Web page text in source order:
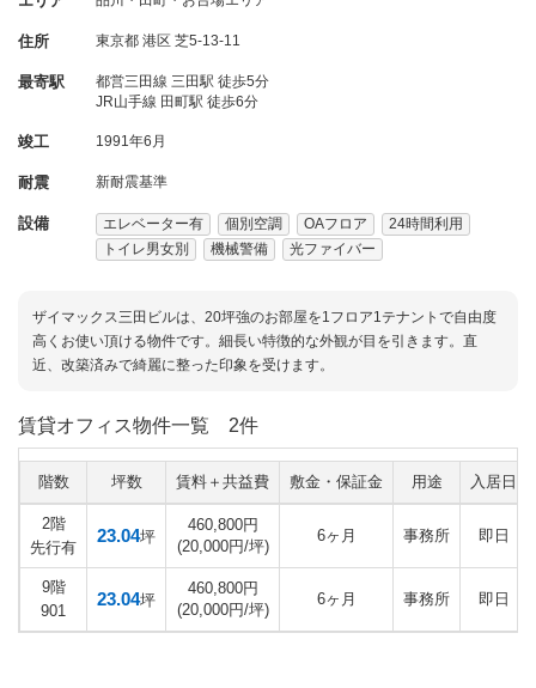
住所 東京都 港区 芝5-13-11
最寄駅
都営三田線 三田駅 徒歩5分
JR山手線 田町駅 徒歩6分
竣工 1991年6月
耐震 新耐震基準
設備 エレベーター有 個別空調 OAフロア
24時間利用
トイレ男女別
機械警備 光ファイバー
ザイマックス三田ビルは、20坪強のお部屋を1フロア1テナントで自由度
高くお使い頂ける物件です。細長い特徴的な外観が目を引きます。直
近、改築済みで綺麗に整った印象を受けます。
賃貸オフィス物件一覧 2件
階数 坪数 賃料＋共益費 敷金・保証金 用途 入居日
2階
先行有
23.04坪
460,800円
(20,000円/坪)
6ヶ月 事務所 即日
9階
901
23.04坪
460,800円
(20,000円/坪)
6ヶ月 事務所 即日